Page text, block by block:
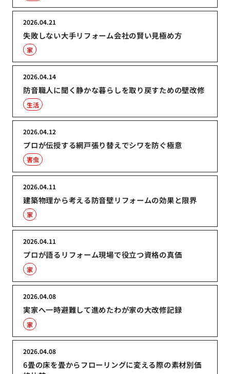
失敗しない大手リフォーム会社の賢い見極め方
2026.04.21
家
防音職人に聞く静かな暮らしを取り戻すための壁改修
2026.04.14
生活
プロが伝授する網戸張り替えでシワを防ぐ極意
2026.04.12
害虫
建築物理から考える防音壁リフォームの効果と限界
2026.04.11
家
プロが語るリフォーム現場で役立つ資格の真価
2026.04.11
家
実家へ一時避難して進めたわが家の大改修記録
2026.04.08
家
6畳の床を畳からフローリングに変える際の素材別価
2026.04.08